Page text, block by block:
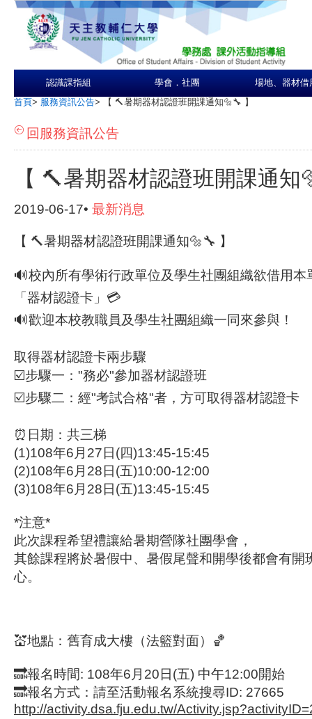
認識課指組 學會．社團 場地、器材借
首頁> 服務資訊公告> 【 🔨暑期器材認證班開課通知🔩🔧 】
回服務資訊公告
【 🔨暑期器材認證班開課通知
2019-06-17• 最新消息
【 🔨暑期器材認證班開課通知🔩🔧 】
🔊校內所有學術行政單位及學生社團組織欲借用本
「器材認證卡」💳
🔊歡迎本校教職員及學生社團組織一同來參與！
取得器材認證卡兩步驟
☑️步驟一："務必"參加器材認證班
☑️步驟二：經"考試合格"者，方可取得器材認證卡
⏰日期：共三梯
(1)108年6月27日(四)13:45-15:45
(2)108年6月28日(五)10:00-12:00
(3)108年6月28日(五)13:45-15:45
*注意*
此次課程希望禮讓給暑期營隊社團學會，
其餘課程將於暑假中、暑假尾聲和開學後都會有開
心。
💒地點：舊育成大樓（法籃對面）🏀
🔜報名時間: 108年6月20日(五) 中午12:00開始
🔜報名方式：請至活動報名系統搜尋ID: 27665
http://activity.dsa.fju.edu.tw/